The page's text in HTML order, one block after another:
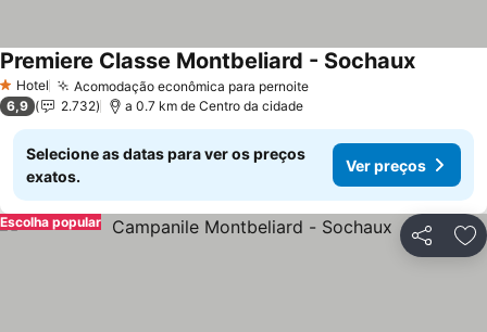
1 Estrelas
Hotel Acomodação econômica para pernoiteVer preços
Premiere Classe Montbeliard - SochauxVer
6,9 2.732 a 0.7 km de Centro da cidade
Selecione as datas para ver os preços
exatos.
Ver preços
Partilhar
Escolha popular